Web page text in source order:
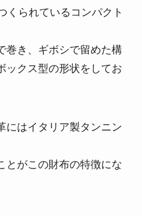
くられているコンパクト
巻き、ギボシで留めた構
ックス型の形状をしてお
にはイタリア製タンニン
とがこの財布の特徴にな